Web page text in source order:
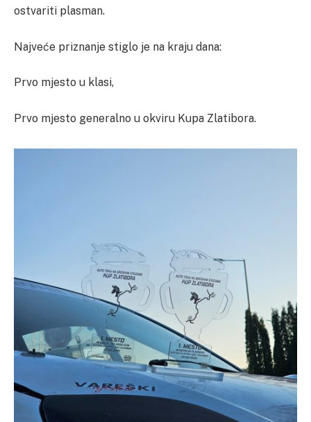
ostvariti plasman.
Najveće priznanje stiglo je na kraju dana:
Prvo mjesto u klasi,
Prvo mjesto generalno u okviru Kupa Zlatibora.